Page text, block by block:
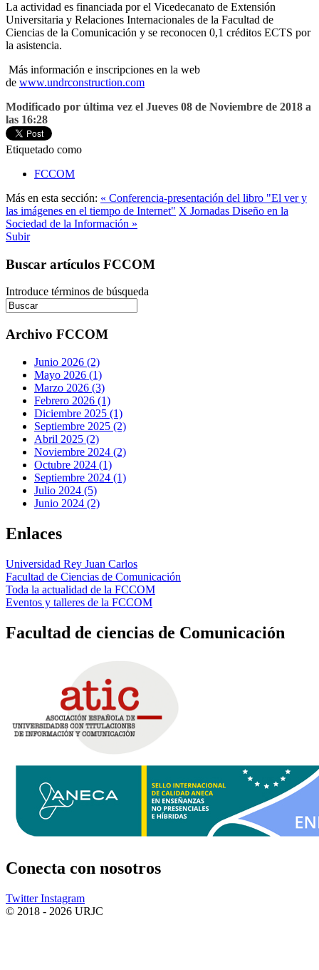
La actividad es financiada por el Vicedecanato de Extensión
Universitaria y Relaciones Internacionales de la Facultad de
Ciencias de la Comunicación y se reconocen 0,1 créditos ECTS por
la asistencia.
Más información e inscripciones en la web
de www.undrconstruction.com
Modificado por última vez el Jueves 08 de Noviembre de 2018 a
las 16:28
Etiquetado como
FCCOM
Más en esta sección: « Conferencia-presentación del libro "El ver y
las imágenes en el tiempo de Internet" X Jornadas Diseño en la
Sociedad de la Información »
Subir
Buscar artículos FCCOM
Introduce términos de búsqueda
Archivo FCCOM
Junio 2026 (2)
Mayo 2026 (1)
Marzo 2026 (3)
Febrero 2026 (1)
Diciembre 2025 (1)
Septiembre 2025 (2)
Abril 2025 (2)
Noviembre 2024 (2)
Octubre 2024 (1)
Septiembre 2024 (1)
Julio 2024 (5)
Junio 2024 (2)
Enlaces
Universidad Rey Juan Carlos
Facultad de Ciencias de Comunicación
Toda la actualidad de la FCCOM
Eventos y talleres de la FCCOM
Facultad de ciencias de Comunicación
Conecta con nosotros
Twitter Instagram
© 2018 - 2026 URJC